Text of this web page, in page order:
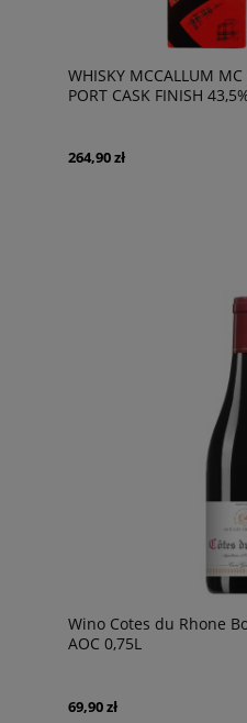
WHISKY MCCALLUM
PORT CASK FINISH
264,90 zł
Wino Cotes du Rhone
AOC 0,75L
69,90 zł